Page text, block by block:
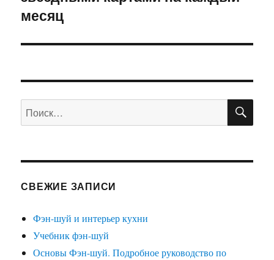
месяц
Искать:
СВЕЖИЕ ЗАПИСИ
Фэн-шуй и интерьер кухни
Учебник фэн-шуй
Основы Фэн-шуй. Подробное руководство по